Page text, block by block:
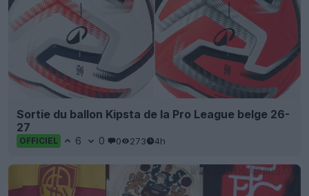
Sortie du ballon Kipsta de la Pro League belge 26-
27
OFFICIEL 6 0 0 273 4h